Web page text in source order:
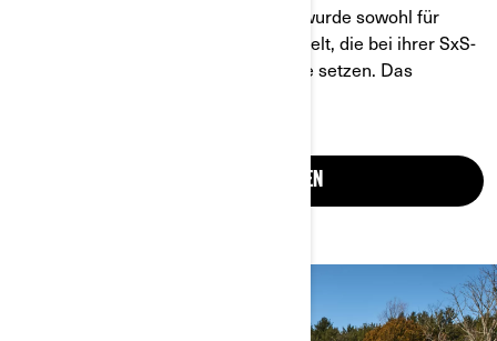
Das neue ProMount Winterzubehör wurde sowohl für
Profis als auch für Einsteiger entwickelt, die bei ihrer SxS-
Quad-Ausrüstung auf neue Maßstäbe setzen. Das
JETZT ANSEHEN